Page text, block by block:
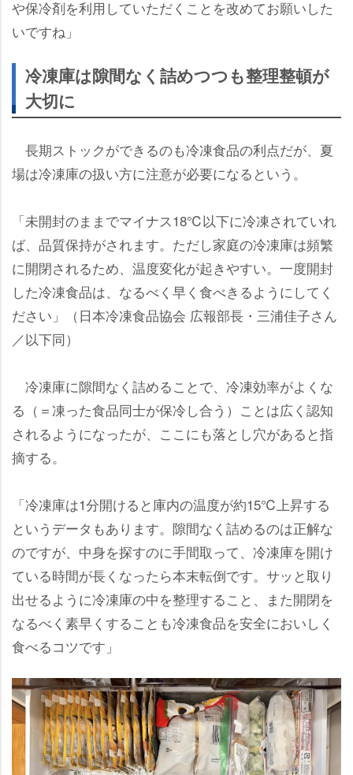
保冷剤を利用していただくことを改めてお願いした
いですね」
冷凍庫は隙間なく詰めつつも整理整頓が
大切に
長期ストックができるのも冷凍食品の利点だが、夏
場は冷凍庫の扱い方に注意が必要になるという。
「未開封のままでマイナス18℃以下に冷凍されていれ
ば、品質保持がされます。ただし家庭の冷凍庫は頻繁
に開閉されるため、温度変化が起きやすい。一度開封
した冷凍食品は、なるべく早く食べきるようにしてく
ださい」（日本冷凍食品協会 広報部長・三浦佳子さん
／以下同）
冷凍庫に隙間なく詰めることで、冷凍効率がよくな
る（＝凍った食品同士が保冷し合う）ことは広く認知
されるようになったが、ここにも落とし穴があると指
摘する。
「冷凍庫は1分開けると庫内の温度が約15℃上昇する
というデータもあります。隙間なく詰めるのは正解な
のですが、中身を探すのに手間取って、冷凍庫を開け
ている時間が長くなったら本末転倒です。サッと取り
出せるように冷凍庫の中を整理すること、また開閉を
なるべく素早くすることも冷凍食品を安全においしく
食べるコツです」